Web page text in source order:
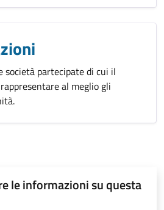
società partecipate di cui il
al meglio gli
le informazioni su questa